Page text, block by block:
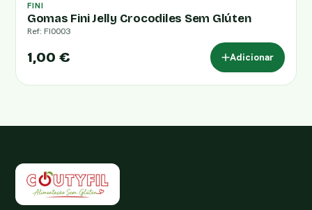
FINI
Gomas Fini Jelly Crocodiles Sem Glúten
Ref: FI0003
1,00 € Adicionar